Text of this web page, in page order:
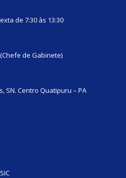
de 7:30 às 13:30
de Gabinete)
SN. Centro Quatipuru – PA